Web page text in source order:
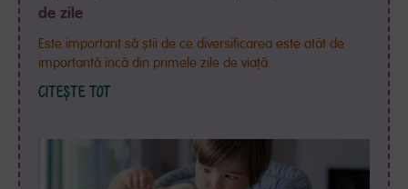
de zile
Este important să știi de ce diversificarea este atât de
importantă încă din primele zile de viață.
CITEȘTE TOT